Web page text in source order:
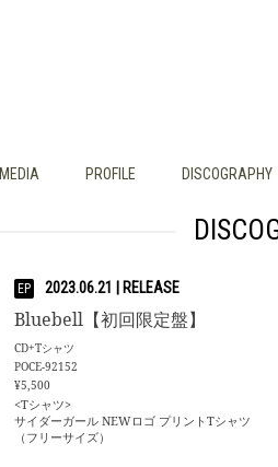
MEDIA PROFILE DISCOGRAPHY
EP 2023.06.21
Bluebell【初回限定盤】
CD+Tシャツ
POCE-92152
¥5,500
<Tシャツ>
サイダーガール NEWロゴ プリントTシャツ
（フリーサイズ）